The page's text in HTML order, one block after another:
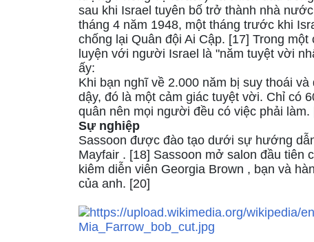
sau khi Israel tuyên bố trở thành nhà
tháng 4 năm 1948, một tháng trước khi
chống lại Quân đội Ai Cập. [17] Trong
luyện với người Israel là "năm tuyệt vời
ấy:
Khi bạn nghĩ về 2.000 năm bị suy thoái
dậy, đó là một cảm giác tuyệt vời. Chỉ có
quân nên mọi người đều có việc phải làm.
Sự nghiệp
Sassoon được đào tạo dưới sự hướng
Mayfair . [18] Sassoon mở salon đầu tiên
kiêm diễn viên Georgia Brown , bạn và
của anh. [20]